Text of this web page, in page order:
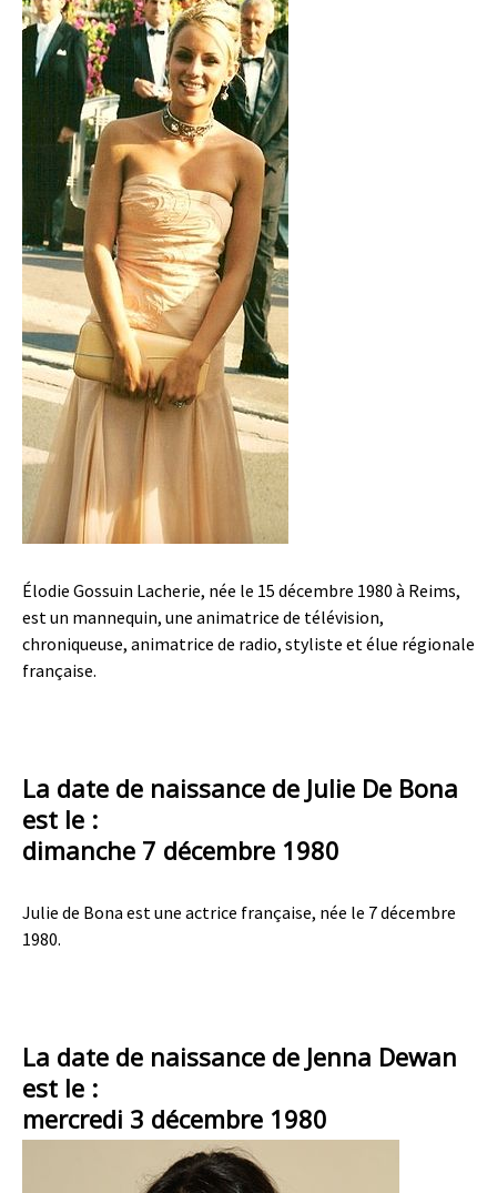
Élodie Gossuin Lacherie, née le 15 décembre 1980 à Reims,
est un mannequin, une animatrice de télévision,
chroniqueuse, animatrice de radio, styliste et élue régionale
française.
La date de naissance de Julie De Bona
est le :
dimanche 7 décembre 1980
Julie de Bona est une actrice française, née le 7 décembre
1980.
La date de naissance de Jenna Dewan
est le :
mercredi 3 décembre 1980